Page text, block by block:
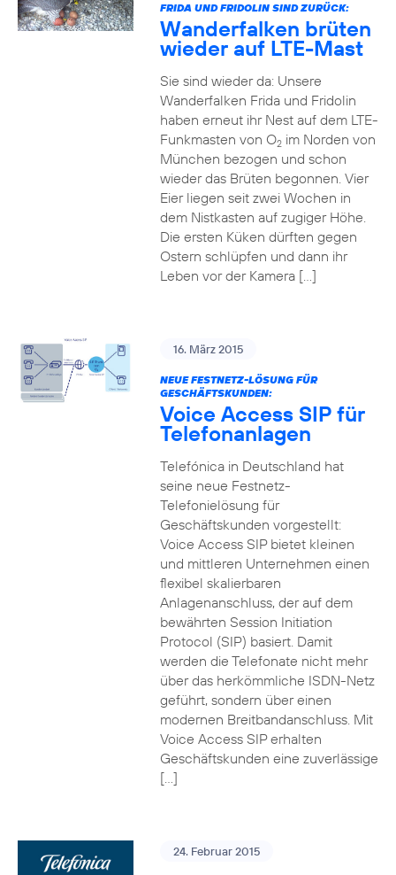
FRIDA UND FRIDOLIN SIND ZURÜCK:
Wanderfalken brüten
wieder auf LTE-Mast
Sie sind wieder da: Unsere
Wanderfalken Frida und Fridolin
haben erneut ihr Nest auf dem LTE-
Funkmasten von O2im Norden von
München bezogen und schon
wieder das Brüten begonnen. Vier
Eier liegen seit zwei Wochen in
dem Nistkasten auf zugiger Höhe.
Die ersten Küken dürften gegen
Ostern schlüpfen und dann ihr
Leben vor der Kamera […]
16. März 2015
NEUE FESTNETZ-LÖSUNG FÜR
GESCHÄFTSKUNDEN:
Voice Access SIP für
Telefonanlagen
Telefónica in Deutschland hat
seine neue Festnetz-
Telefonielösung für
Geschäftskunden vorgestellt:
Voice Access SIP bietet kleinen
und mittleren Unternehmen einen
flexibel skalierbaren
Anlagenanschluss, der auf dem
bewährten Session Initiation
Protocol (SIP) basiert. Damit
werden die Telefonate nicht mehr
über das herkömmliche ISDN-Netz
geführt, sondern über einen
modernen Breitbandanschluss. Mit
Voice Access SIP erhalten
Geschäftskunden eine zuverlässige
[…]
24. Februar 2015